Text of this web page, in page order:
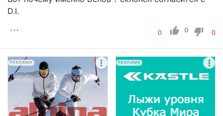
D.I.
0 0 0
РЕКЛАМА РЕКЛАМА